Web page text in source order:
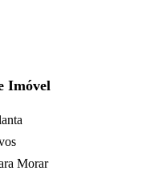
Imóvel
Morar